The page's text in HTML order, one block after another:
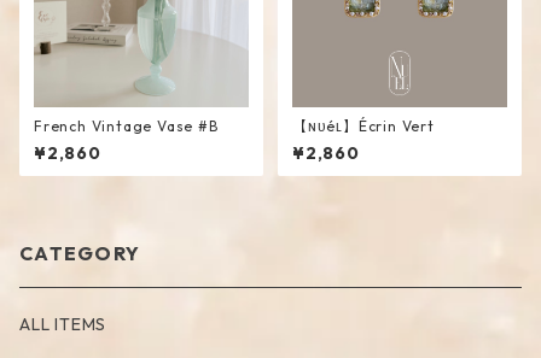
French Vintage Vase #B
¥2,860
【ɴᴜéʟ】Écrin Vert
¥2,860
CATEGORY
ALL ITEMS